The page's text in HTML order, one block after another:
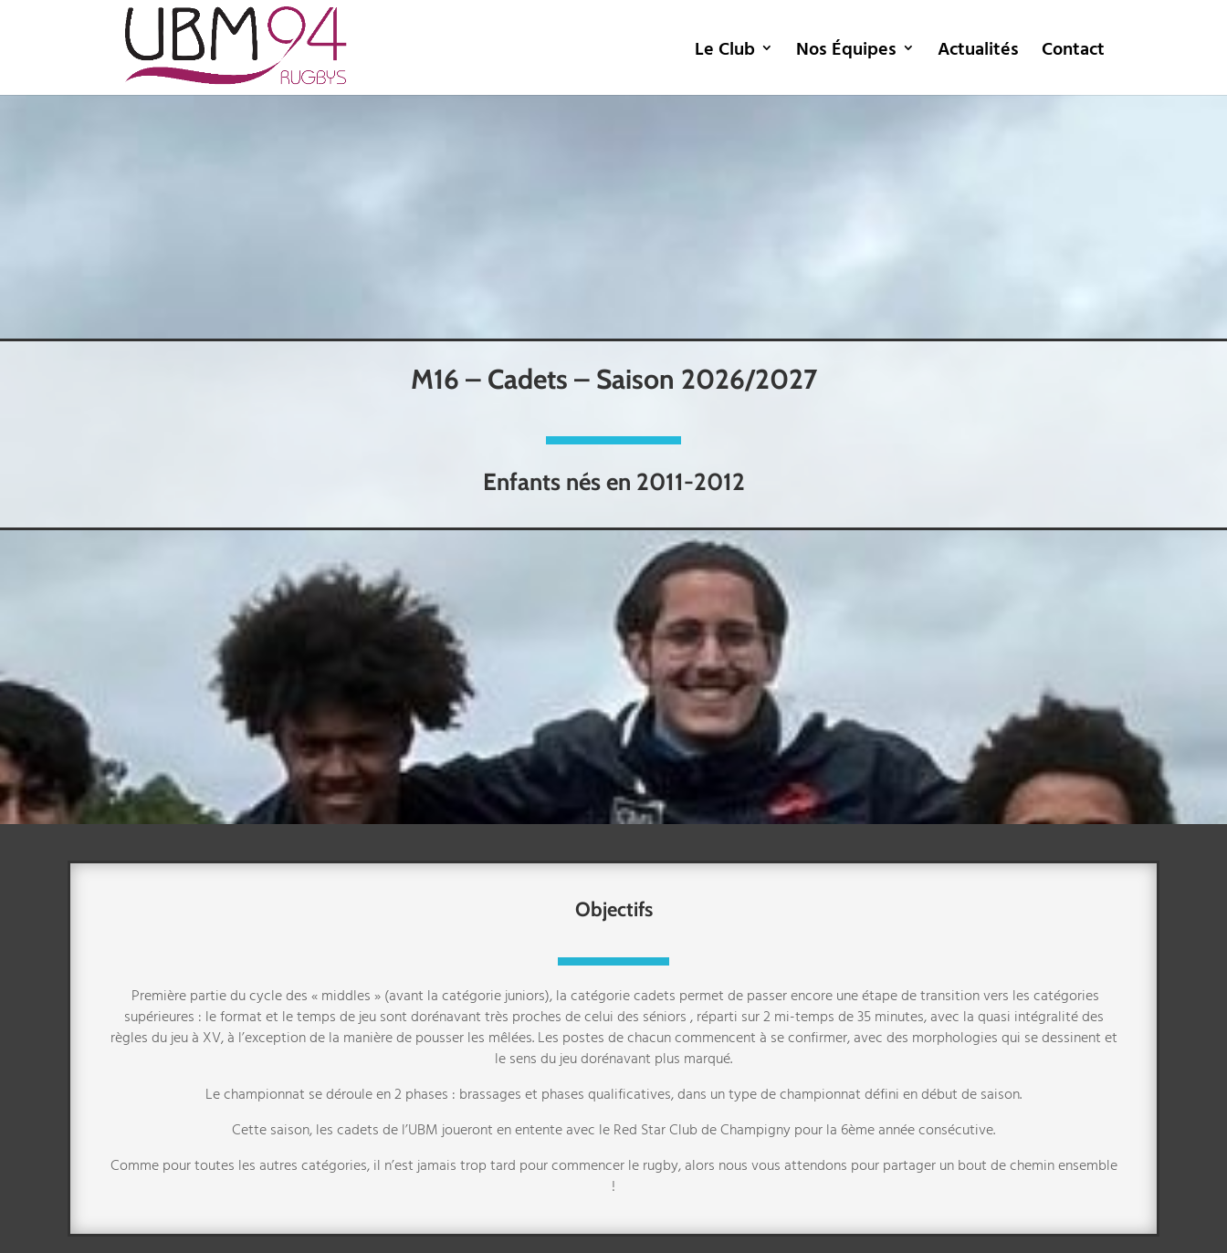
Le Club Nos Équipes Actualités Contact
M16 – Cadets – Saison 2026/2027
Enfants nés en 2011-2012
Objectifs
Première partie du cycle des « middles » (avant la catégorie juniors), la catégorie cadets permet de passer encore une étape de transition vers les catégories
supérieures : le format et le temps de jeu sont dorénavant très proches de celui des séniors , réparti sur 2 mi-temps de 35 minutes, avec la quasi intégralité des
règles du jeu à XV, à l’exception de la manière de pousser les mêlées. Les postes de chacun commencent à se confirmer, avec des morphologies qui se dessinent et
le sens du jeu dorénavant plus marqué.
Le championnat se déroule en 2 phases : brassages et phases qualificatives, dans un type de championnat défini en début de saison.
Cette saison, les cadets de l’UBM joueront en entente avec le Red Star Club de Champigny pour la 6ème année consécutive.
Comme pour toutes les autres catégories, il n’est jamais trop tard pour commencer le rugby, alors nous vous attendons pour partager un bout de chemin ensemble
!